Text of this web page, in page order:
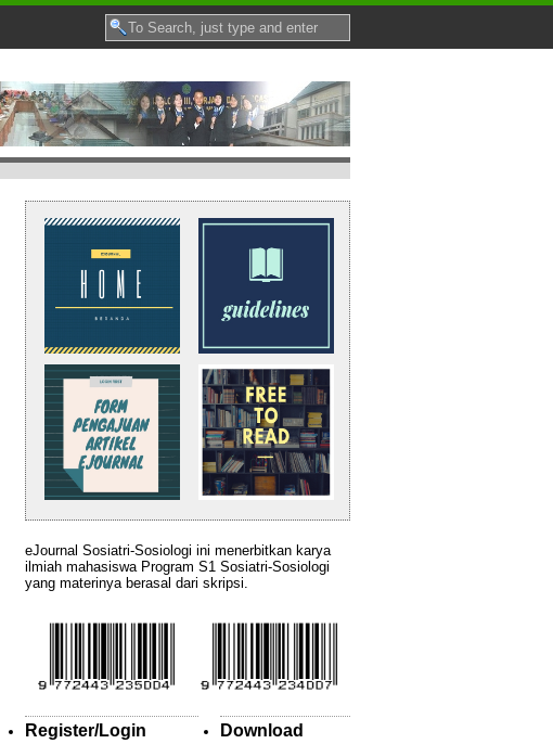
eJournal Sosiatri-Sosiologi ini menerbitkan karya
ilmiah mahasiswa Program S1 Sosiatri-Sosiologi
yang materinya berasal dari skripsi.
Register/Login Download